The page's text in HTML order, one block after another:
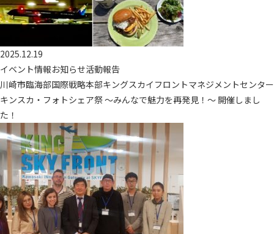
2025.12.19
イベント情報お知らせ活動報告
川崎市臨海部国際戦略本部キングスカイフロントマネジメントセンター
キンスカ・フォトシェア祭 ～みんなで魅力を再発見！～ 開催しまし
た！